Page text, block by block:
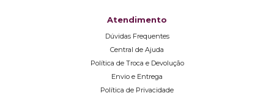
Atendimento
Dúvidas Frequentes
Central de Ajuda
Política de Troca e Devolução
Envio e Entrega
Política de Privacidade